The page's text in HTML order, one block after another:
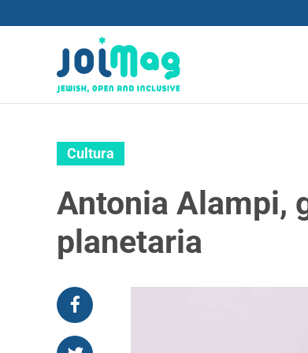
Cultura
Antonia Alampi,
planetaria